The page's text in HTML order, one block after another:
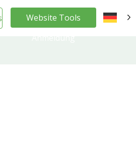
Website Tools